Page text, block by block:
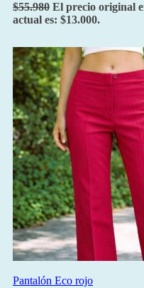
$55.980 El precio original
actual es: $13.000.
Pantalón Eco rojo